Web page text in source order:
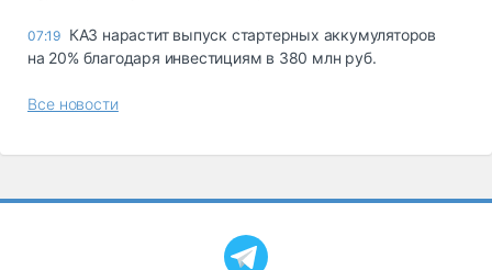
07:19 КАЗ нарастит выпуск стартерных аккумуляторов
на 20% благодаря инвестициям в 380 млн руб.
Все новости